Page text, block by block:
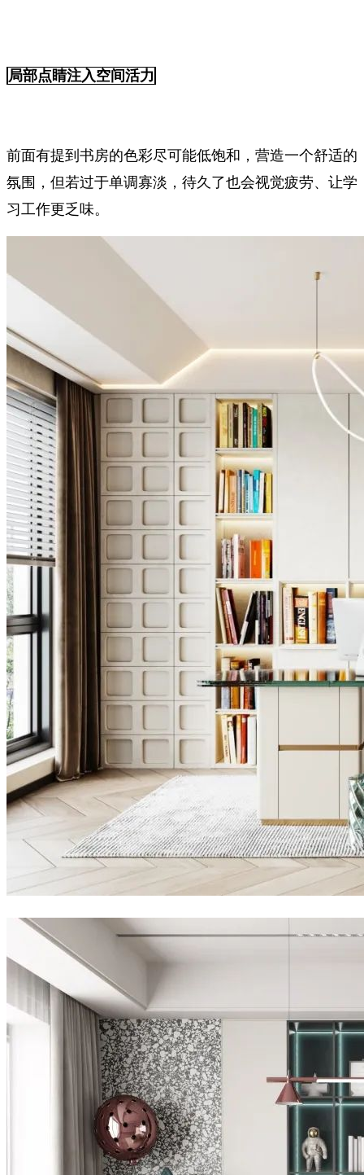
局部点睛注入空间活力
前面有提到书房的色彩尽可能低饱和，营造一个舒适的
氛围，但若过于单调寡淡，待久了也会视觉疲劳、让学
习工作更乏味。